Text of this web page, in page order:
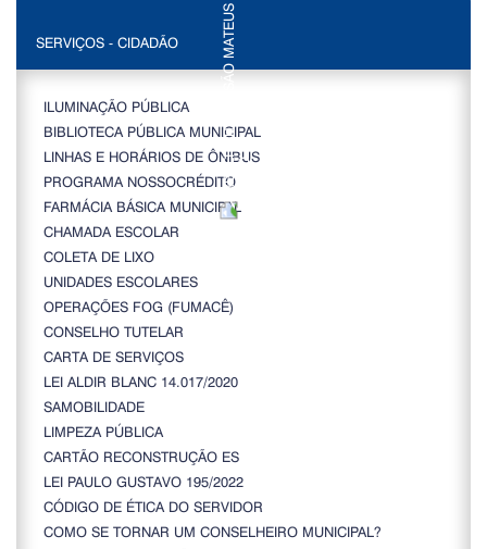
SERVIÇOS - CIDADÃO
ILUMINAÇÃO PÚBLICA
BIBLIOTECA PÚBLICA MUNICIPAL
LINHAS E HORÁRIOS DE ÔNIBUS
PROGRAMA NOSSOCRÉDITO
FARMÁCIA BÁSICA MUNICIPAL
CHAMADA ESCOLAR
COLETA DE LIXO
UNIDADES ESCOLARES
OPERAÇÕES FOG (FUMACÊ)
CONSELHO TUTELAR
CARTA DE SERVIÇOS
LEI ALDIR BLANC 14.017/2020
SAMOBILIDADE
LIMPEZA PÚBLICA
CARTÃO RECONSTRUÇÃO ES
LEI PAULO GUSTAVO 195/2022
CÓDIGO DE ÉTICA DO SERVIDOR
COMO SE TORNAR UM CONSELHEIRO MUNICIPAL?